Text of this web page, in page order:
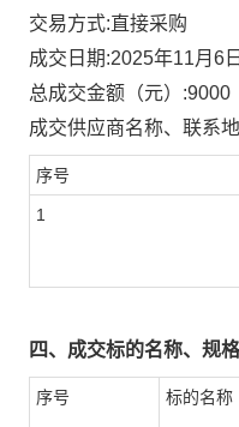
交易方式:直接采购
成交日期:2025年11月6日
总成交金额（元）:9000
成交供应商名称、联系
序号
1
四、成交标的名称、规
序号 标的名称